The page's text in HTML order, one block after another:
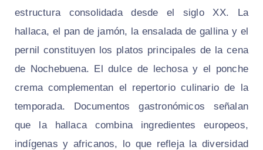
estructura consolidada desde el siglo XX. La
hallaca, el pan de jamón, la ensalada de gallina y el
pernil constituyen los platos principales de la cena
de Nochebuena. El dulce de lechosa y el ponche
crema complementan el repertorio culinario de la
temporada. Documentos gastronómicos señalan
que la hallaca combina ingredientes europeos,
indígenas y africanos, lo que refleja la diversidad